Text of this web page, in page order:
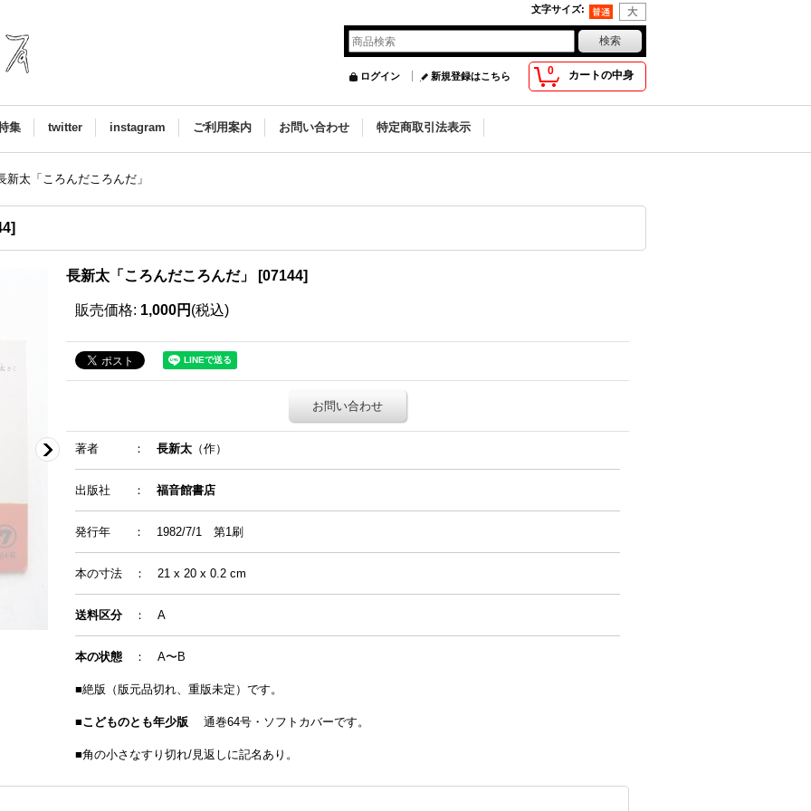
文字サイズ:
0 カートの中身
ログイン 新規登録はこちら
集 twitter instagram ご利用案内 お問い合わせ 特定商取引法表示
新太「ころんだころんだ」
]
長新太「ころんだころんだ」 [07144]
販売価格: 1,000円 (税込)
お問い合わせ
著者 ： 長新太 （作）
出版社 ： 福音館書店
発行年 ： 1982/7/1 第1刷
本の寸法 ： 21 x 20 x 0.2 cm
送料区分： A
本の状態 ： A〜B
■絶版（版元品切れ、重版未定）です。
■こどものとも年少版 通巻64号・ソフトカバーです。
■角の小さなすり切れ/見返しに記名あり。